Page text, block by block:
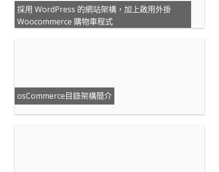
採用 WordPress 的網站架構，加上啟用外掛
Woocommerce 購物車程式
osCommerce目錄架構簡介